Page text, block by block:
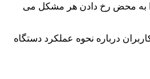
به محض رخ دادن هر مشکل می
درباره نحوه عملکرد دستگاه